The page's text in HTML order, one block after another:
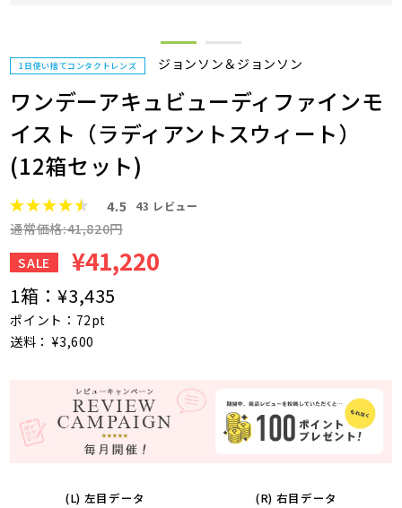
1日使い捨てコンタクトレンズ ジョンソン＆ジョンソン
ワンデーアキュビューディファインモ
イスト（ラディアントスウィート）
(12箱セット)
4.5 43 レビュー
通常価格:41,820円
SALE
¥41,220
1箱：¥3,435
ポイント：72pt
送料： ¥3,600
(L) 左目データ (R) 右目データ